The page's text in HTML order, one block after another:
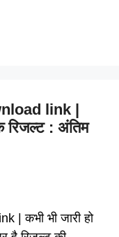
link |
रिजल्ट : अंतिम
| कभी भी जारी हो